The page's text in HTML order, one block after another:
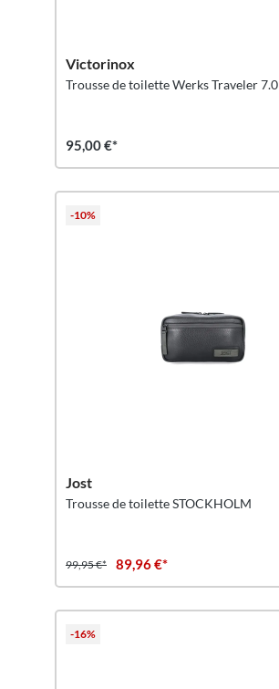
Victorinox
Trousse de toilette Werks Traveler 7.0
95,00 €*
-10%
Jost
Trousse de toilette STOCKHOLM
99,95 €* 89,96 €*
-16%